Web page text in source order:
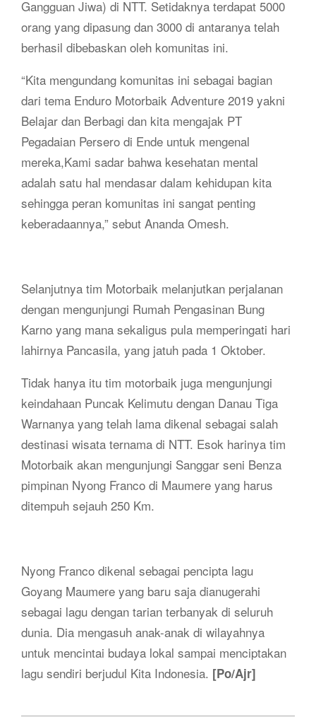
Gangguan Jiwa) di NTT. Setidaknya terdapat 5000
orang yang dipasung dan 3000 di antaranya telah
berhasil dibebaskan oleh komunitas ini.
“Kita mengundang komunitas ini sebagai bagian
dari tema Enduro Motorbaik Adventure 2019 yakni
Belajar dan Berbagi dan kita mengajak PT
Pegadaian Persero di Ende untuk mengenal
mereka,Kami sadar bahwa kesehatan mental
adalah satu hal mendasar dalam kehidupan kita
sehingga peran komunitas ini sangat penting
keberadaannya,” sebut Ananda Omesh.
Selanjutnya tim Motorbaik melanjutkan perjalanan
dengan mengunjungi Rumah Pengasinan Bung
Karno yang mana sekaligus pula memperingati hari
lahirnya Pancasila, yang jatuh pada 1 Oktober.
Tidak hanya itu tim motorbaik juga mengunjungi
keindahaan Puncak Kelimutu dengan Danau Tiga
Warnanya yang telah lama dikenal sebagai salah
destinasi wisata ternama di NTT. Esok harinya tim
Motorbaik akan mengunjungi Sanggar seni Benza
pimpinan Nyong Franco di Maumere yang harus
ditempuh sejauh 250 Km.
Nyong Franco dikenal sebagai pencipta lagu
Goyang Maumere yang baru saja dianugerahi
sebagai lagu dengan tarian terbanyak di seluruh
dunia. Dia mengasuh anak-anak di wilayahnya
untuk mencintai budaya lokal sampai menciptakan
lagu sendiri berjudul Kita Indonesia. [Po/Ajr]